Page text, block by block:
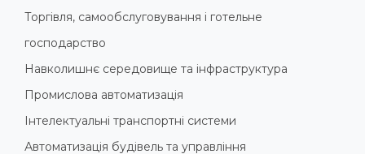
Торгівля, самообслуговування і готельне
господарство
Навколишнє середовище та інфраструктура
Промислова автоматизація
Інтелектуальні транспортні системи
Автоматизація будівель та управління